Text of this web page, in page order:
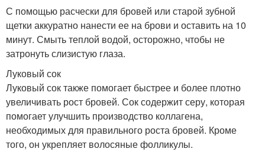
С помощью расчески для бровей или старой зубной
щетки аккуратно нанести ее на брови и оставить на 10
минут. Смыть теплой водой, осторожно, чтобы не
затронуть слизистую глаза.
Луковый сок
Луковый сок также помогает быстрее и более плотно
увеличивать рост бровей. Сок содержит серу, которая
помогает улучшить производство коллагена,
необходимых для правильного роста бровей. Кроме
того, он укрепляет волосяные фолликулы.